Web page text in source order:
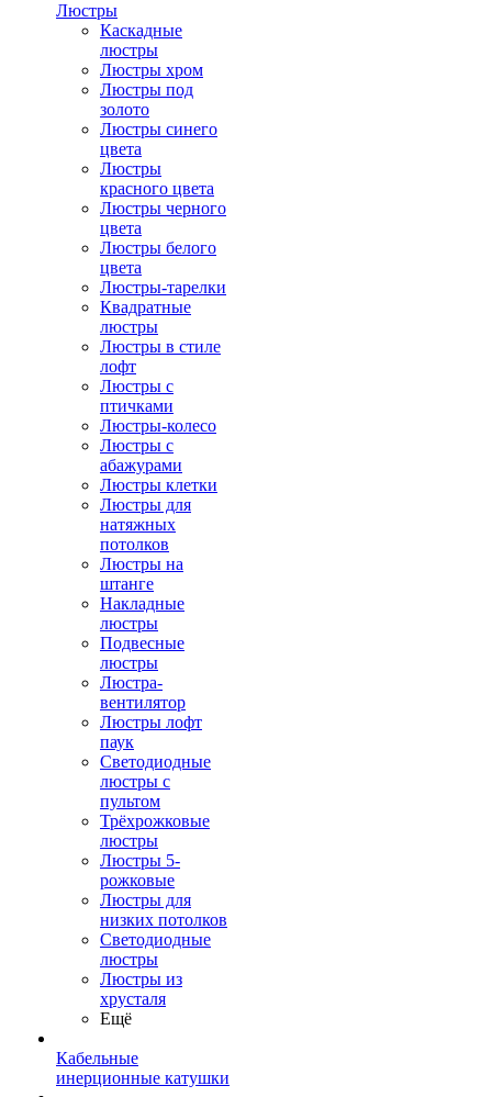
Люстры
Каскадные
люстры
Люстры хром
Люстры под
золото
Люстры синего
цвета
Люстры
красного цвета
Люстры черного
цвета
Люстры белого
цвета
Люстры-тарелки
Квадратные
люстры
Люстры в стиле
лофт
Люстры с
птичками
Люстры-колесо
Люстры с
абажурами
Люстры клетки
Люстры для
натяжных
потолков
Люстры на
штанге
Накладные
люстры
Подвесные
люстры
Люстра-
вентилятор
Люстры лофт
паук
Светодиодные
люстры с
пультом
Трёхрожковые
люстры
Люстры 5-
рожковые
Люстры для
низких потолков
Cветодиодные
люстры
Люстры из
хрусталя
Ещё
Кабельные
инерционные катушки